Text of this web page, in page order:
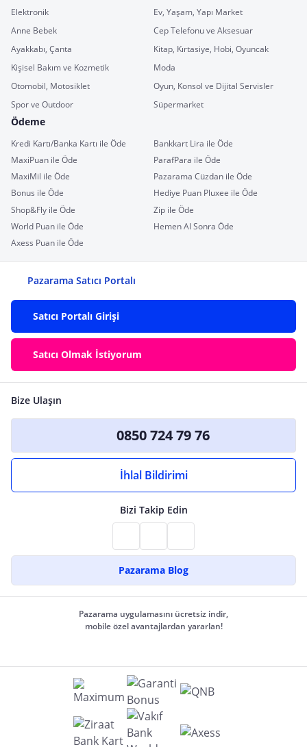
Elektronik
Ev, Yaşam, Yapı Market
Anne Bebek
Cep Telefonu ve Aksesuar
Ayakkabı, Çanta
Kitap, Kırtasiye, Hobi, Oyuncak
Kişisel Bakım ve Kozmetik
Moda
Otomobil, Motosiklet
Oyun, Konsol ve Dijital Servisler
Spor ve Outdoor
Süpermarket
Ödeme
Kredi Kartı/Banka Kartı ile Öde
Bankkart Lira ile Öde
MaxiPuan ile Öde
ParafPara ile Öde
MaxiMil ile Öde
Pazarama Cüzdan ile Öde
Bonus ile Öde
Hediye Puan Pluxee ile Öde
Shop&Fly ile Öde
Zip ile Öde
World Puan ile Öde
Hemen Al Sonra Öde
Axess Puan ile Öde
Pazarama Satıcı Portalı
Satıcı Portalı Girişi
Satıcı Olmak İstiyorum
Bize Ulaşın
0850 724 79 76
İhlal Bildirimi
Bizi Takip Edin
Pazarama Blog
Pazarama uygulamasını ücretsiz indir,
mobile özel avantajlardan yararlan!